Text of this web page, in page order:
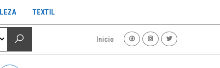
TEXTIL
Inicio